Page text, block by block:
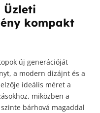
Üzleti
kompakt
új generációját
a modern dizájnt és a
ideális méret a
miközben a
bárhová magaddal